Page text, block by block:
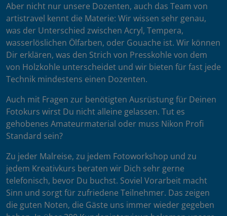
Aber nicht nur unsere Dozenten, auch das Team von
artistravel kennt die Materie: Wir wissen sehr genau,
was der Unterschied zwischen Acryl, Tempera,
wasserlöslichen Ölfarben, oder Gouache ist. Wir können
Dir erklären, was den Strich von Presskohle von dem
von Holzkohle unterscheidet und wir bieten für fast jede
Technik mindestens einen Dozenten.
Auch mit Fragen zur benötigten Ausrüstung für Deinen
Fotokurs wirst Du nicht alleine gelassen. Tut es
gehobenes Amateurmaterial oder muss Nikon Profi
Standard sein?
Zu jeder Malreise, zu jedem Fotoworkshop und zu
jedem Kreativkurs beraten wir Dich sehr gerne
telefonisch, bevor Du buchst. Soviel Vorarbeit macht
Sinn und sorgt für zufriedene Teilnehmer. Das zeigen
die guten Noten, die Gäste uns immer wieder gegeben